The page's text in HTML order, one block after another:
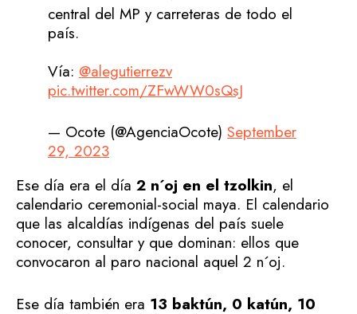
central del MP y carreteras de todo el
país.
Vía: @alegutierrezv
pic.twitter.com/ZFwWW0sQsJ
— Ocote (@AgenciaOcote) September
29, 2023
Ese día era el día 2 n´oj en el tzolkin, el
calendario ceremonial-social maya. El calendario
que las alcaldías indígenas del país suele
conocer, consultar y que dominan: ellos que
convocaron al paro nacional aquel 2 n´oj.
Ese día también era 13 baktún, 0 katún, 10